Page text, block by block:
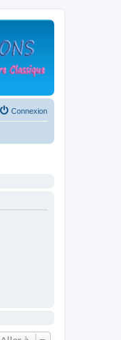
Connexion